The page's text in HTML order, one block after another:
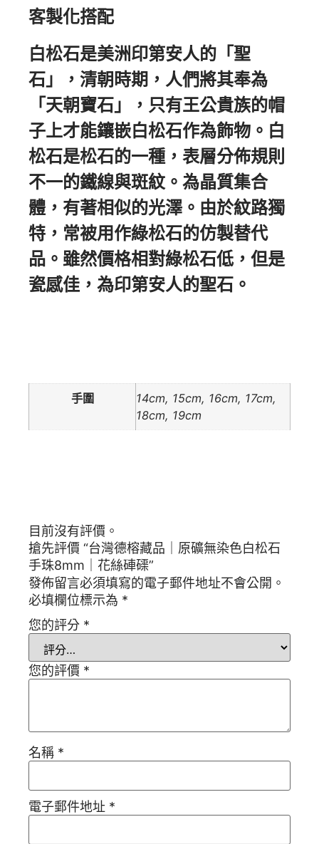
客製化搭配
白松石是美洲印第安人的「聖
石」，清朝時期，人們將其奉為
「天朝寶石」，只有王公貴族的帽
子上才能鑲嵌白松石作為飾物。白
松石是松石的一種，表層分佈規則
不一的鐵線與斑紋。為晶質集合
體，有著相似的光澤。由於紋路獨
特，常被用作綠松石的仿製替代
品。雖然價格相對綠松石低，但是
瓷感佳，為印第安人的聖石。
手圍
14cm, 15cm, 16cm, 17cm,
18cm, 19cm
目前沒有評價。
搶先評價 “台灣德榕藏品｜原礦無染色白松石
手珠8mm｜花絲硨磲”
發佈留言必須填寫的電子郵件地址不會公開。
必填欄位標示為 *
您的評分 *
您的評價 *
名稱 *
電子郵件地址 *